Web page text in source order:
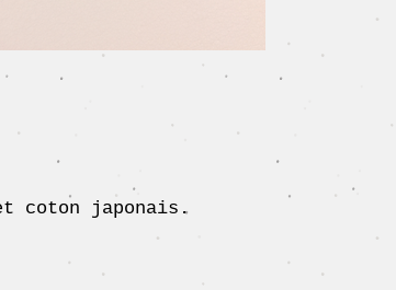
coton japonais.